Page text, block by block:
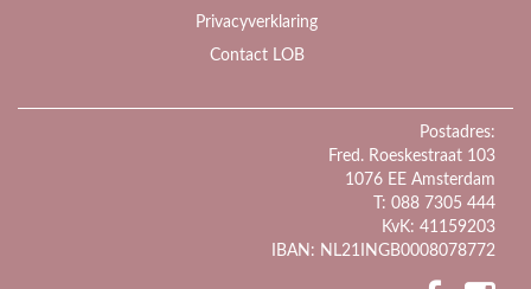
Privacyverklaring
Contact LOB
Postadres:
Fred. Roeskestraat 103
1076 EE Amsterdam
T: 088 7305 444
KvK: 41159203
IBAN: NL21INGB0008078772